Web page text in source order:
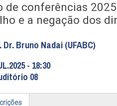
de conferências
e a negação dos
Bruno Nadai (UFABC)
- 18:30
08